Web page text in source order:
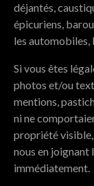
déjantés,
épicuriens,
les
Si vous êtes
photos et/ou
mentions,
ni ne
propriété
nous en joignant
immédiatement.